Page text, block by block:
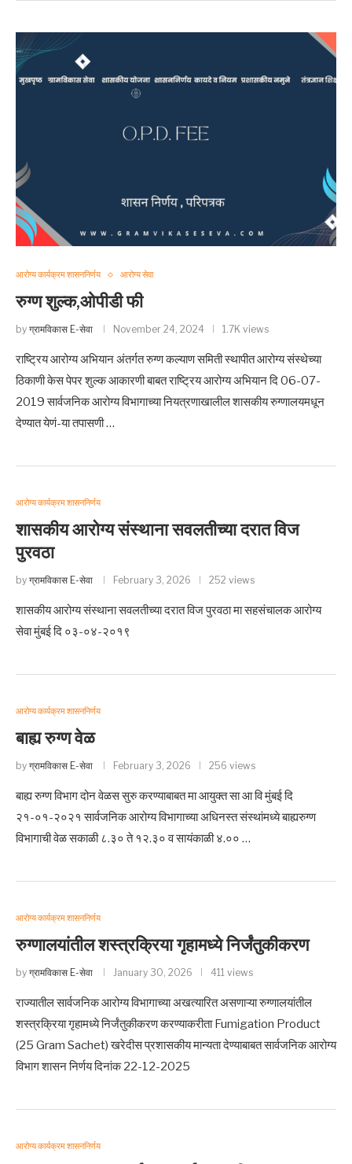
आरोग्य कार्यक्रम शासननिर्णय आरोग्य सेवा
रुग्ण शुल्क,ओपीडी फी
by ग्रामविकास E-सेवा November 24, 2024 1.7K views
राष्ट्रिय आरोग्य अभियान अंतर्गत रुग्ण कल्याण समिती स्थापीत आरोग्य संस्थेच्या
ठिकाणी केस पेपर शुल्क आकारणी बाबत राष्ट्रिय आरोग्य अभियान दि 06-07-
2019 सार्वजनिक आरोग्य विभागाच्या नियत्रणाखालील शासकीय रुग्णालयमधून
देण्यात येणं-या तपासणी …
आरोग्य कार्यक्रम शासननिर्णय
शासकीय आरोग्य संस्थाना सवलतीच्या दरात विज
पुरवठा
by ग्रामविकास E-सेवा February 3, 2026 252 views
शासकीय आरोग्य संस्थाना सवलतीच्या दरात विज पुरवठा मा सहसंचालक आरोग्य
सेवा मुंबई दि ०३-०४-२०१९
आरोग्य कार्यक्रम शासननिर्णय
बाह्य रुग्ण वेळ
by ग्रामविकास E-सेवा February 3, 2026 256 views
बाह्य रुग्ण विभाग दोन वेळस सुरु करण्याबाबत मा आयुक्त सा आ वि मुंबई दि
२१-०१-२०२१ सार्वजनिक आरोग्य विभागाच्या अधिनस्त संस्थांमध्ये बाह्यरुग्ण
विभागाची वेळ सकाळी ८.३० ते १२.३० व सायंकाळी ४.०० …
आरोग्य कार्यक्रम शासननिर्णय
रुग्णालयांतील शस्त्रक्रिया गृहामध्ये निर्जंतुकीकरण
by ग्रामविकास E-सेवा January 30, 2026 411 views
राज्यातील सार्वजनिक आरोग्य विभागाच्या अखत्यारित असणाऱ्या रुग्णालयांतील
शस्त्रक्रिया गृहामध्ये निर्जंतुकीकरण करण्याकरीता Fumigation Product
(25 Gram Sachet) खरेदीस प्रशासकीय मान्यता देण्याबाबत सार्वजनिक आरोग्य
विभाग शासन निर्णय दिनांक 22-12-2025
आरोग्य कार्यक्रम शासननिर्णय